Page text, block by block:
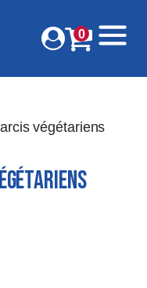
0
végétariens